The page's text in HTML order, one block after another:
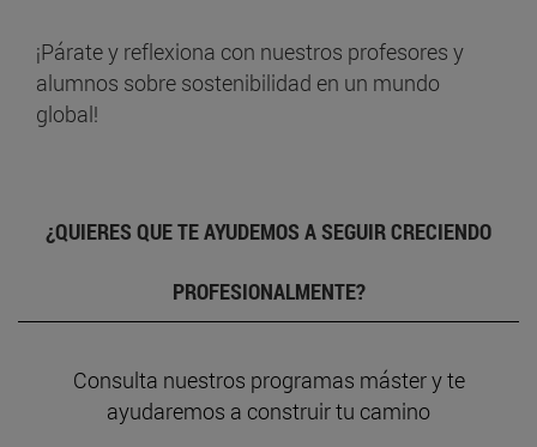
¡Párate y reflexiona con nuestros profesores y
alumnos sobre sostenibilidad en un mundo
global!
¿QUIERES QUE TE AYUDEMOS A SEGUIR CRECIENDO
PROFESIONALMENTE?
Consulta nuestros programas máster y te
ayudaremos a construir tu camino